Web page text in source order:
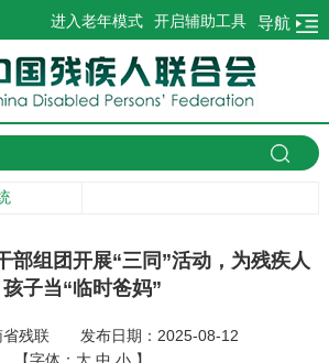
导航
开启辅助工具
进入老年模式
部组团开展“三同”活动，为残疾人
孩子当“临时爸妈”
残联
发布日期：2025-08-12